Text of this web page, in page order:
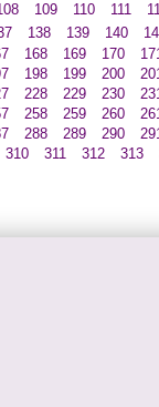
109 110 111
138 139 140
168 169 170
198 199 200
228 229 230
258 259 260
288 289 290
310 311 312 313